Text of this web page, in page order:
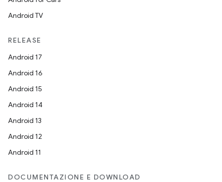
Android TV
RELEASE
Android 17
Android 16
Android 15
Android 14
Android 13
Android 12
Android 11
DOCUMENTAZIONE E DOWNLOAD